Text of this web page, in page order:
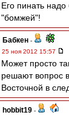
Его пинать
"бомжей"!
Бабкен -
25 ноя 2012 15:57
Может просто
решают вопрос
Восточной в
hobbit19 -